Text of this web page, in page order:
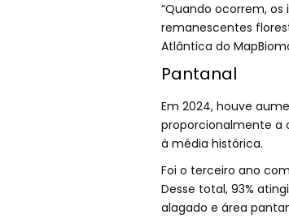
“Quando ocorrem,
remanescentes
Atlântica do
Pantanal
Em 2024, houve
proporcionalmente a
à média histórica.
Foi o terceiro ano
Desse total, 93%
alagado e área